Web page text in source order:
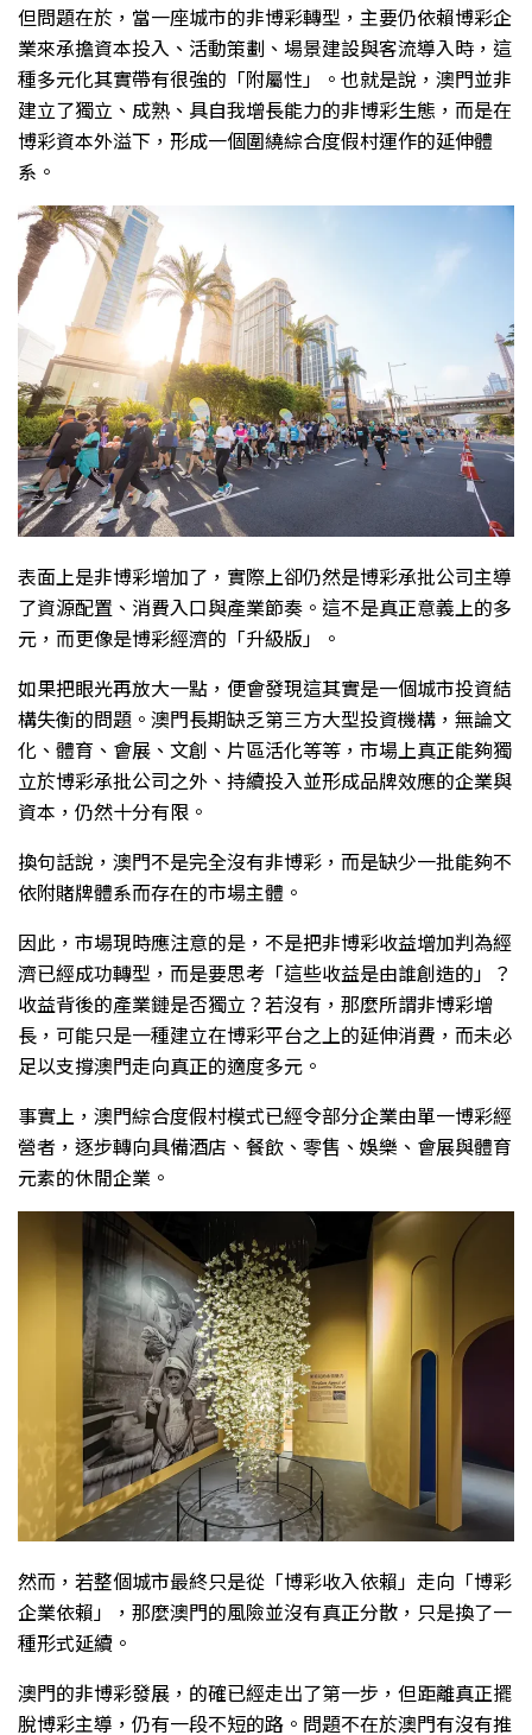
但問題在於，當一座城市的非博彩轉型，主要仍依賴博彩企
業來承擔資本投入、活動策劃、場景建設與客流導入時，這
種多元化其實帶有很強的「附屬性」。也就是說，澳門並非
建立了獨立、成熟、具自我增長能力的非博彩生態，而是在
博彩資本外溢下，形成一個圍繞綜合度假村運作的延伸體
系。
表面上是非博彩增加了，實際上卻仍然是博彩承批公司主導
了資源配置、消費入口與產業節奏。這不是真正意義上的多
元，而更像是博彩經濟的「升級版」。
如果把眼光再放大一點，便會發現這其實是一個城市投資結
構失衡的問題。澳門長期缺乏第三方大型投資機構，無論文
化、體育、會展、文創、片區活化等等，市場上真正能夠獨
立於博彩承批公司之外、持續投入並形成品牌效應的企業與
資本，仍然十分有限。
換句話說，澳門不是完全沒有非博彩，而是缺少一批能夠不
依附賭牌體系而存在的市場主體。
因此，市場現時應注意的是，不是把非博彩收益增加判為經
濟已經成功轉型，而是要思考「這些收益是由誰創造的」？
收益背後的產業鏈是否獨立？若沒有，那麼所謂非博彩增
長，可能只是一種建立在博彩平台之上的延伸消費，而未必
足以支撐澳門走向真正的適度多元。
事實上，澳門綜合度假村模式已經令部分企業由單一博彩經
營者，逐步轉向具備酒店、餐飲、零售、娛樂、會展與體育
元素的休閒企業。
然而，若整個城市最終只是從「博彩收入依賴」走向「博彩
企業依賴」，那麼澳門的風險並沒有真正分散，只是換了一
種形式延續。
澳門的非博彩發展，的確已經走出了第一步，但距離真正擺
脫博彩主導，仍有一段不短的路。問題不在於澳門有沒有推